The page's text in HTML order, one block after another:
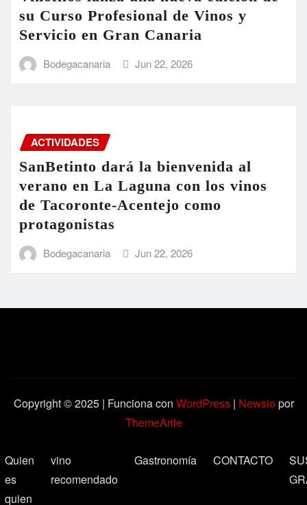
su Curso Profesional de Vinos y
Servicio en Gran Canaria
Bodegacanaria Jun 22, 2026
ACTIVIDADES
SanBetinto dará la bienvenida al
verano en La Laguna con los vinos
de Tacoronte-Acentejo como
protagonistas
Bodegacanaria Jun 22, 2026
Copyright © 2025 | Funciona con WordPress | Newsiopor
ThemeArile
Quien
es
quien
vino
recomendado
Gastronomía CONTACTO